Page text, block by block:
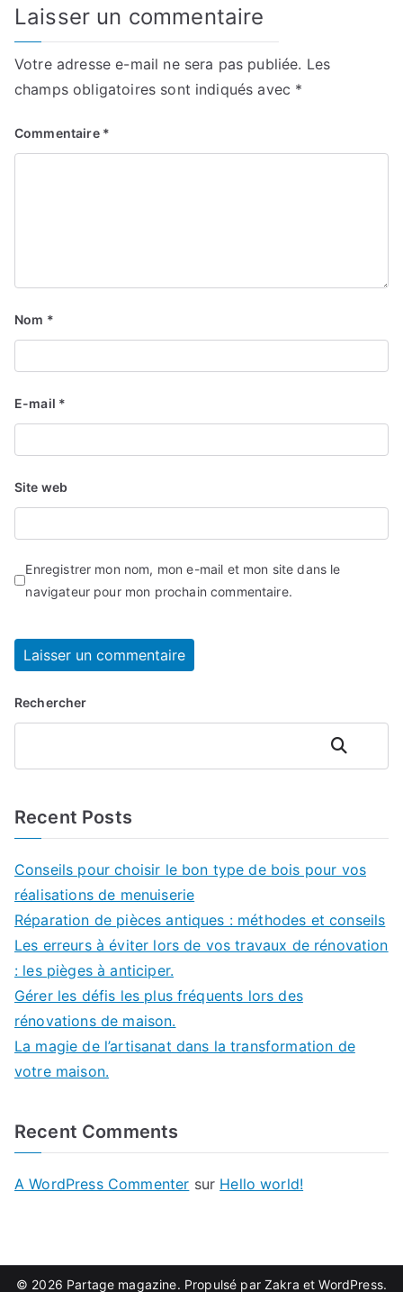
Laisser un commentaire
Votre adresse e-mail ne sera pas publiée. Les
champs obligatoires sont indiqués avec *
Commentaire *
Nom *
E-mail *
Site web
Enregistrer mon nom, mon e-mail et mon site dans le
navigateur pour mon prochain commentaire.
Rechercher
Rechercher
Recent Posts
Conseils pour choisir le bon type de bois pour vos
réalisations de menuiserie
Réparation de pièces antiques : méthodes et conseils
Les erreurs à éviter lors de vos travaux de rénovation
: les pièges à anticiper.
Gérer les défis les plus fréquents lors des
rénovations de maison.
La magie de l’artisanat dans la transformation de
votre maison.
Recent Comments
A WordPress Commenter sur Hello world!
© 2026 Partage magazine. Propulsé par Zakra etWordPress.